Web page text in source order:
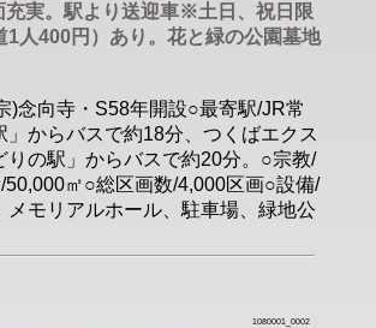
充実。駅より送迎車※土日、祝日限
1人400円）あり。花と緑の公園墓地
)念向寺・S58年開設○最寄駅/JR常
」からバスで約18分、つくばエクス
りの駅」からバスで約20分。○宗教/
50,000㎡○総区画数/4,000区画○設備/
メモリアルホール、駐車場、緑地公
1080001_0002